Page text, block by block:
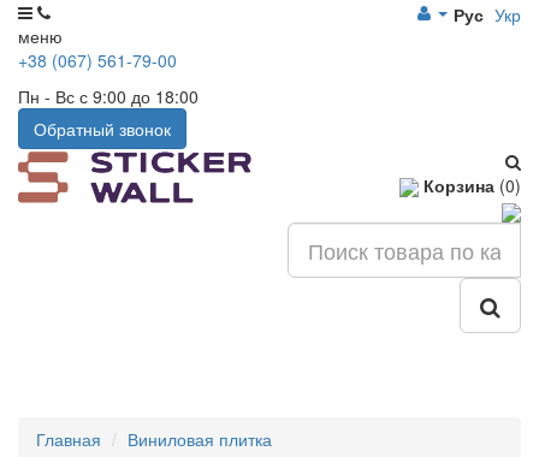
меню
Рус Укр
+38 (067) 561-79-00
Пн - Вс с 9:00 до 18:00
Обратный звонок
Корзина (0)
Главная
Виниловая плитка